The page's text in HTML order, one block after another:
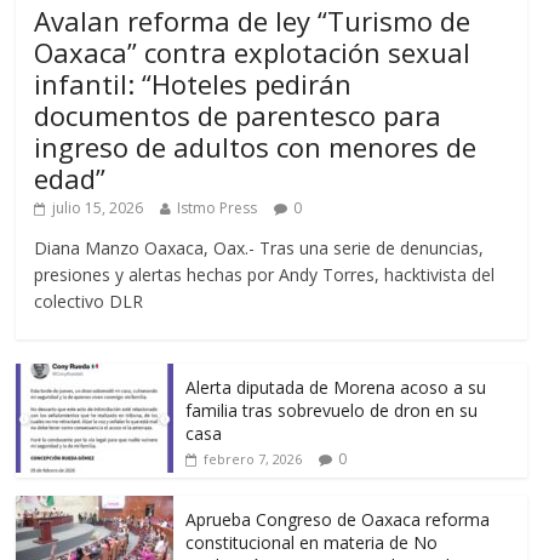
Avalan reforma de ley “Turismo de
Oaxaca” contra explotación sexual
infantil: “Hoteles pedirán
documentos de parentesco para
ingreso de adultos con menores de
edad”
julio 15, 2026 Istmo Press 0
Diana Manzo Oaxaca, Oax.- Tras una serie de denuncias,
presiones y alertas hechas por Andy Torres, hacktivista del
colectivo DLR
Alerta diputada de Morena acoso a su
familia tras sobrevuelo de dron en su
casa
febrero 7, 2026 0
Aprueba Congreso de Oaxaca reforma
constitucional en materia de No